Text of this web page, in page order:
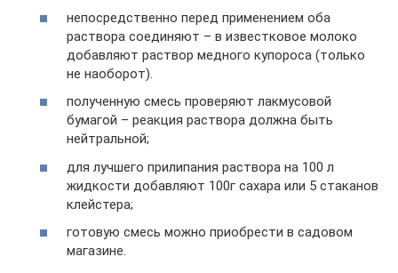
непосредственно перед применением оба
раствора соединяют – в известковое молоко
добавляют раствор медного купороса (только
не наоборот).
полученную смесь проверяют лакмусовой
бумагой – реакция раствора должна быть
нейтральной;
для лучшего прилипания раствора на 100 л
жидкости добавляют 100г сахара или 5 стаканов
клейстера;
готовую смесь можно приобрести в садовом
магазине.